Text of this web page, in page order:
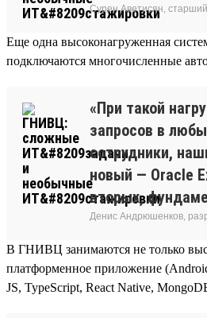
Сурен Аветисян,
Еще одна высоконагруженная
подключаются многочисленные
«При такой
запросов в
сотрудники,
новый — Oracle
вторых,
Денис Андрюшенков,
В ГНИВЦ занимаются не только
платформенное приложение
JS, TypeScript, React Native,